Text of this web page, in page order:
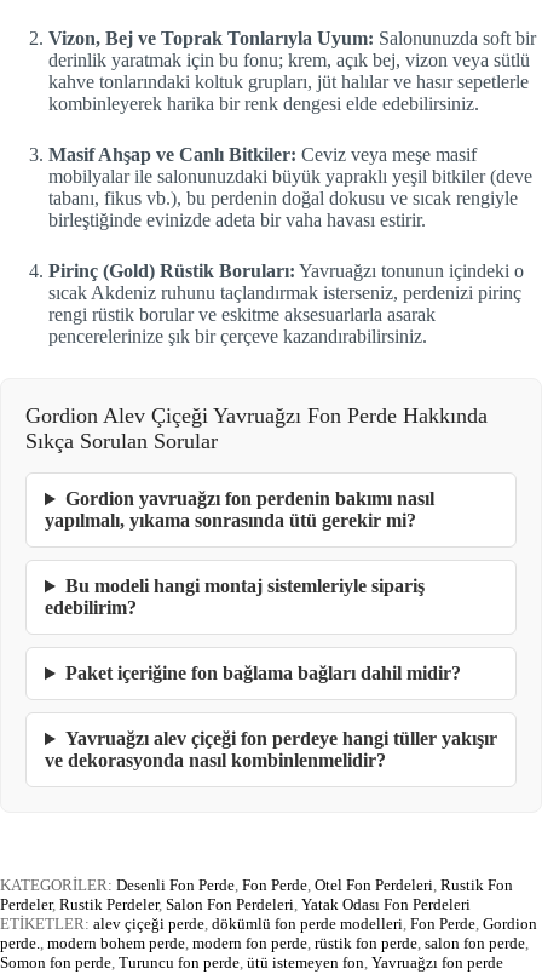
Vizon, Bej ve Toprak Tonlarıyla Uyum: Salonunuzda soft bir
derinlik yaratmak için bu fonu; krem, açık bej, vizon veya sütlü
kahve tonlarındaki koltuk grupları, jüt halılar ve hasır sepetlerle
kombinleyerek harika bir renk dengesi elde edebilirsiniz.
Masif Ahşap ve Canlı Bitkiler: Ceviz veya meşe masif
mobilyalar ile salonunuzdaki büyük yapraklı yeşil bitkiler (deve
tabanı, fikus vb.), bu perdenin doğal dokusu ve sıcak rengiyle
birleştiğinde evinizde adeta bir vaha havası estirir.
Pirinç (Gold) Rüstik Boruları: Yavruağzı tonunun içindeki o
sıcak Akdeniz ruhunu taçlandırmak isterseniz, perdenizi pirinç
rengi rüstik borular ve eskitme aksesuarlarla asarak
pencerelerinize şık bir çerçeve kazandırabilirsiniz.
Gordion Alev Çiçeği Yavruağzı Fon Perde Hakkında
Sıkça Sorulan Sorular
Gordion yavruağzı fon perdenin bakımı nasıl
yapılmalı, yıkama sonrasında ütü gerekir mi?
Bu modeli hangi montaj sistemleriyle sipariş
edebilirim?
Paket içeriğine fon bağlama bağları dahil midir?
Yavruağzı alev çiçeği fon perdeye hangi tüller yakışır
ve dekorasyonda nasıl kombinlenmelidir?
KATEGORİLER: Desenli Fon Perde, Fon Perde, Otel Fon Perdeleri, Rustik Fon
Perdeler, Rustik Perdeler, Salon Fon Perdeleri, Yatak Odası Fon Perdeleri
ETİKETLER: alev çiçeği perde, dökümlü fon perde modelleri, Fon Perde, Gordion
perde., modern bohem perde, modern fon perde, rüstik fon perde, salon fon perde,
Somon fon perde, Turuncu fon perde, ütü istemeyen fon, Yavruağzı fon perde